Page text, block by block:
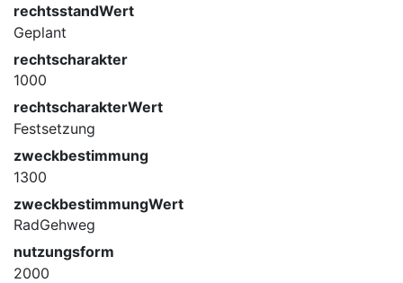
rechtsstandWert
Geplant
rechtscharakter
1000
rechtscharakterWert
Festsetzung
zweckbestimmung
1300
zweckbestimmungWert
RadGehweg
nutzungsform
2000